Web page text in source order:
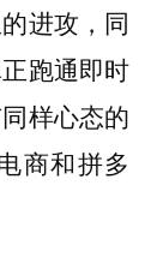
进攻，同
跑通即时
样心态的
商和拼多